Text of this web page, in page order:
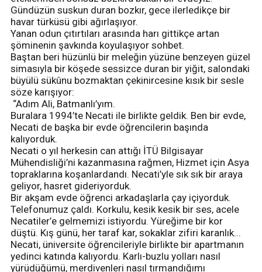
Gündüzün suskun duran bozkır, gece ilerledikçe bir
havar türküsü gibi ağırlaşıyor.
Yanan odun çıtırtıları arasında harı gittikçe artan
şöminenin şavkında koyulaşıyor sohbet.
Baştan beri hüzünlü bir meleğin yüzüne benzeyen güzel
simasıyla bir köşede sessizce duran bir yiğit, salondaki
büyülü sükûnu bozmaktan çekinircesine kısık bir sesle
söze karışıyor:
“Adım Ali, Batmanlı’yım.
Buralara 1994’te Necati ile birlikte geldik. Ben bir evde,
Necati de başka bir evde öğrencilerin başında
kalıyorduk.
Necati o yıl herkesin can attığı İTÜ Bilgisayar
Mühendisliği’ni kazanmasına rağmen, Hizmet için Asya
topraklarına koşanlardandı. Necati’yle sık sık bir araya
geliyor, hasret gideriyorduk.
Bir akşam evde öğrenci arkadaşlarla çay içiyorduk.
Telefonumuz çaldı. Korkulu, kesik kesik bir ses, acele
Necatiler’e gelmemizi istiyordu. Yüreğime bir kor
düştü. Kış günü, her taraf kar, sokaklar zifiri karanlık...
Necati, üniversite öğrencileriyle birlikte bir apartmanın
yedinci katında kalıyordu. Karlı-buzlu yolları nasıl
yürüdüğümü, merdivenleri nasıl tırmandığımı